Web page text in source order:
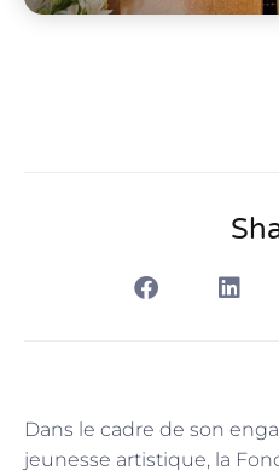
Dans le cadre de son
jeunesse artistique, la